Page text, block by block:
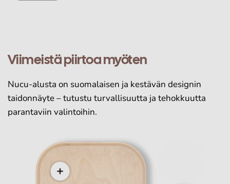
Viimeistä piirtoa myöten
Nucu-alusta on suomalaisen ja kestävän designin
taidonnäyte – tutustu turvallisuutta ja tehokkuutta
parantaviin valintoihin.